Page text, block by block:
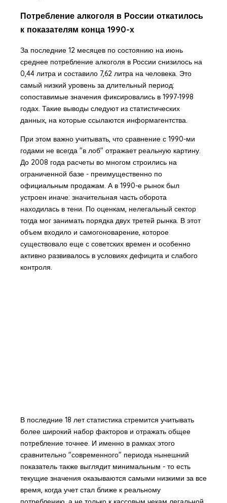
Потребление алкоголя в России откатилось
к показателям конца 1990-х
За последние 12 месяцев по состоянию на июнь
среднее потребление алкоголя в России снизилось на
0,44 литра и составило 7,62 литра на человека. Это
самый низкий уровень за длительный период:
сопоставимые значения фиксировались в 1997-1998
годах. Такие выводы следуют из статистических
данных, на которые ссылаются информагентства.
При этом важно учитывать, что сравнение с 1990-ми
годами не всегда "в лоб" отражает реальную картину.
До 2008 года расчеты во многом строились на
ограниченной базе - преимущественно по
официальным продажам. А в 1990-е рынок был
устроен иначе: значительная часть оборота
находилась в тени. По оценкам, нелегальный сектор
тогда мог занимать порядка двух третей рынка. В этот
объем входило и самогоноварение, которое
существовало еще с советских времен и особенно
активно развивалось в условиях дефицита и слабого
контроля.
В последние 18 лет статистика стремится учитывать
более широкий набор факторов и отражать общее
потребление точнее. И именно в рамках этого
сравнительно "современного" периода нынешний
показатель также выглядит минимальным - то есть
текущие значения оказываются самыми низкими за все
время, когда учет стал ближе к реальному